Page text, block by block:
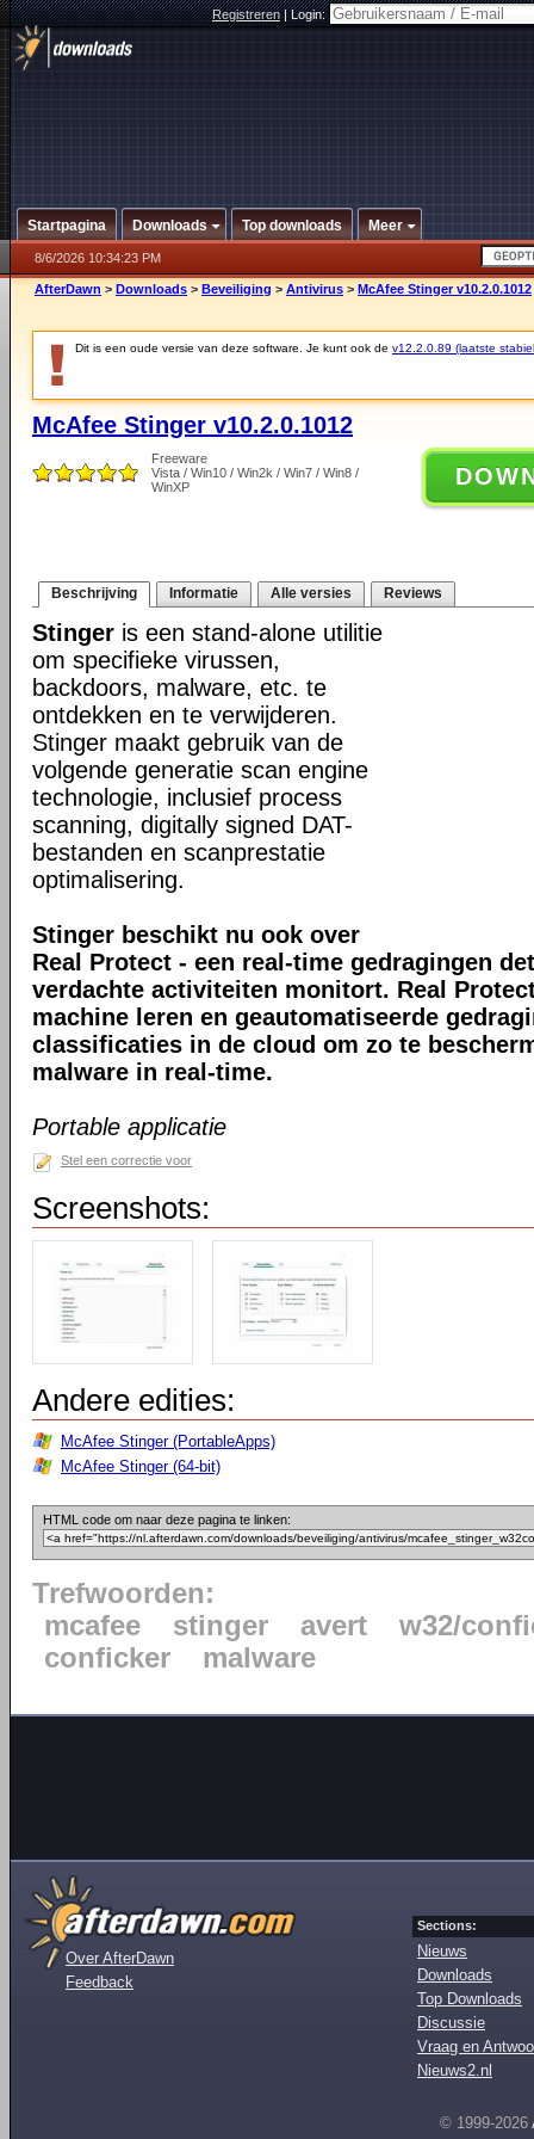
Registreren|Login:
Startpagina Downloads Top downloads Meer
8/6/2026 10:34:23 PM
AfterDawn > Downloads > Beveiliging > Antivirus > McAfee Stinger v10.2.0.1012
Dit is een oude versie van deze software. Je kunt ook de v12.2.0.89 (laatste
McAfee Stinger v10.2.0.1012
Freeware
Vista / Win10 / Win2k / Win7 / Win8 /
WinXP
Beschrijving Informatie Alle versies Reviews
Stinger is een stand-alone utilitie
om specifieke virussen,
backdoors, malware, etc. te
ontdekken en te verwijderen.
Stinger maakt gebruik van de
volgende generatie scan engine
technologie, inclusief process
scanning, digitally signed DAT-
bestanden en scanprestatie
optimalisering.
Stinger beschikt nu ook over
Real Protect - een real-time gedragingen
verdachte activiteiten monitort. Real
machine leren en geautomatiseerde
classificaties in de cloud om zo te
malware in real-time.
Portable applicatie
Stel een correctie voor
Screenshots:
Andere edities:
McAfee Stinger (PortableApps)
McAfee Stinger (64-bit)
HTML code om naar deze pagina te linken:
Trefwoorden:
mcafee
stinger avert
w32/
conficker
malware
Over AfterDawn
Feedback
Sections:
Nieuws
Downloads
Top Downloads
Discussie
Vraag en
Nieuws2.nl
© 1999-2026